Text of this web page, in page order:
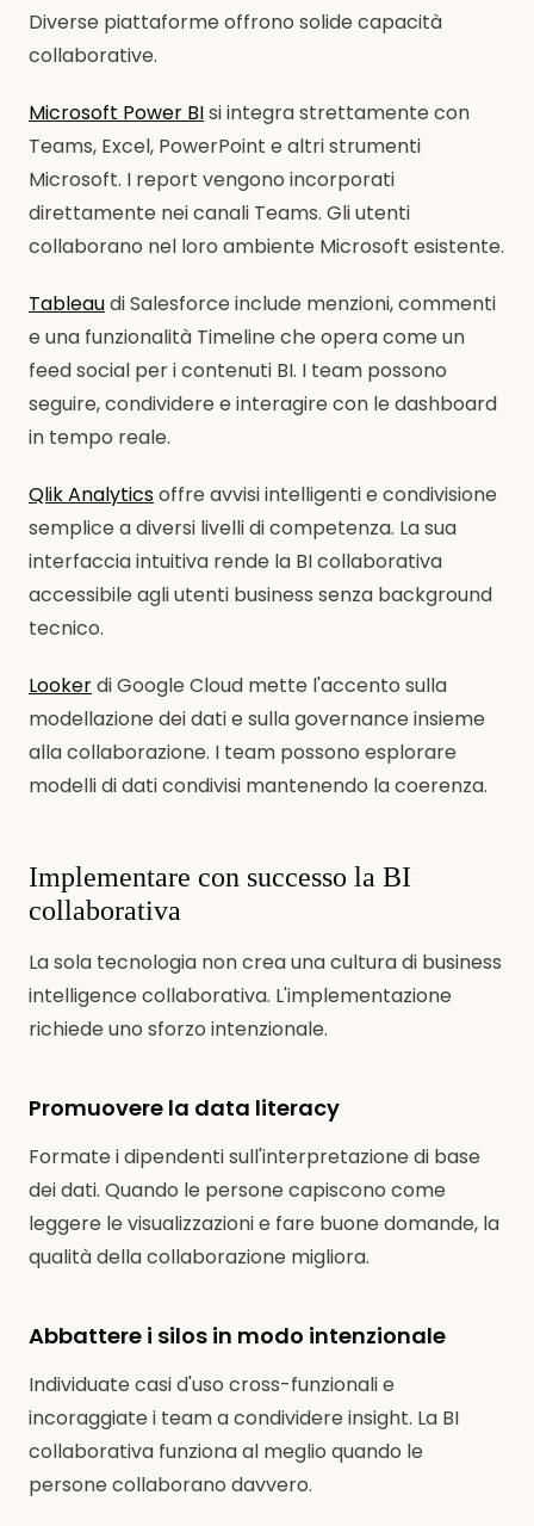
Diverse piattaforme offrono solide capacità
collaborative.
Microsoft Power BIsi integra strettamente con
Teams, Excel, PowerPoint e altri strumenti
Microsoft. I report vengono incorporati
direttamente nei canali Teams. Gli utenti
collaborano nel loro ambiente Microsoft esistente.
Tableaudi Salesforce include menzioni, commenti
e una funzionalità Timeline che opera come un
feed social per i contenuti BI. I team possono
seguire, condividere e interagire con le dashboard
in tempo reale.
Qlik Analyticsoffre avvisi intelligenti e condivisione
semplice a diversi livelli di competenza. La sua
interfaccia intuitiva rende la BI collaborativa
accessibile agli utenti business senza background
tecnico.
Lookerdi Google Cloud mette l'accento sulla
modellazione dei dati e sulla governance insieme
alla collaborazione. I team possono esplorare
modelli di dati condivisi mantenendo la coerenza.
Implementare con successo la BI
collaborativa
La sola tecnologia non crea una cultura di business
intelligence collaborativa. L'implementazione
richiede uno sforzo intenzionale.
Promuovere la data literacy
Formate i dipendenti sull'interpretazione di base
dei dati. Quando le persone capiscono come
leggere le visualizzazioni e fare buone domande, la
qualità della collaborazione migliora.
Abbattere i silos in modo intenzionale
Individuate casi d'uso cross-funzionali e
incoraggiate i team a condividere insight. La BI
collaborativa funziona al meglio quando le
persone collaborano davvero.